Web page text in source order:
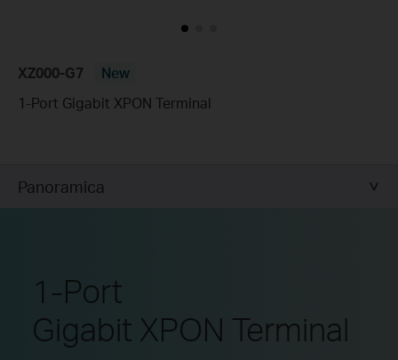
XZ000-G7
New
1-Port Gigabit XPON Terminal
Panoramica
1-Port
Gigabit XPON Terminal